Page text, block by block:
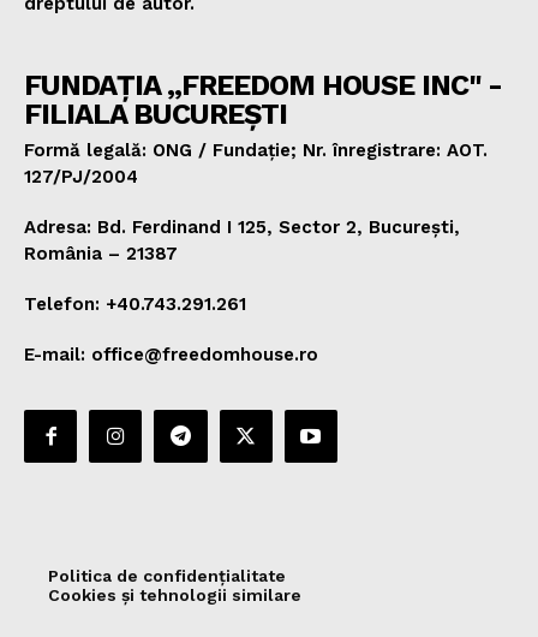
FUNDAȚIA „FREEDOM HOUSE INC" -
FILIALA BUCUREȘTI
Formă legală: ONG / Fundație; Nr. înregistrare: AOT.
127/PJ/2004
Adresa: Bd. Ferdinand I 125, Sector 2, București,
România – 21387
Telefon: +40.743.291.261
E-mail: office@freedomhouse.ro
Politica de confidențialitate
Cookies și tehnologii similare